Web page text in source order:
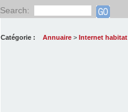
Search:
Catégorie : Annuaire > Internet habitat